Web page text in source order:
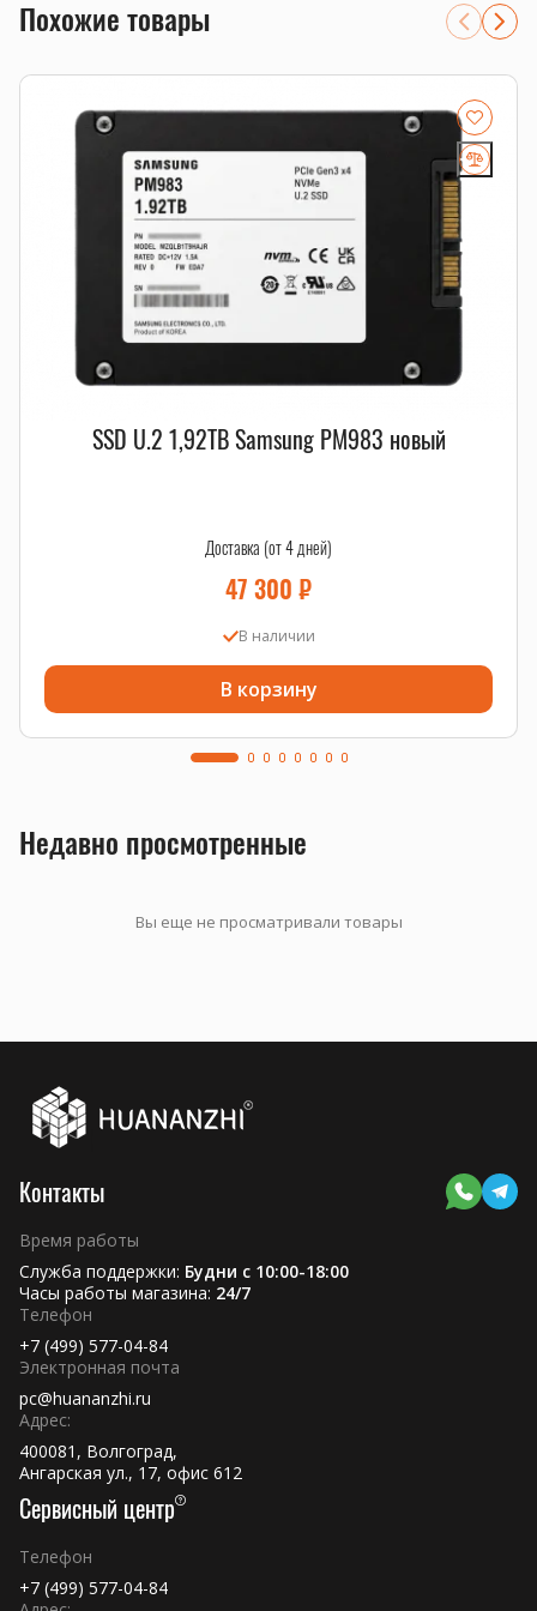
Похожие товары
SSD U.2 1,92TB Samsung PM983 новый
Доставка (от 4 дней)
47 300 ₽
В наличии
В корзину
Недавно просмотренные
Вы еще не просматривали товары
Контакты
Время работы
Служба поддержки: Будни с 10:00-18:00
Часы работы магазина: 24/7
Телефон
+7 (499) 577-04-84
Электронная почта
pc@huananzhi.ru
Адрес:
400081, Волгоград,
Ангарская ул., 17, офис 612
Сервисный центр
Телефон
+7 (499) 577-04-84